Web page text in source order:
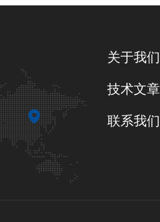
关于我们
技术文章
联系我们